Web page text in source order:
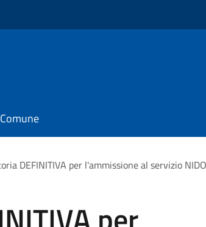
DEFINITIVA per l'ammissione al servizio